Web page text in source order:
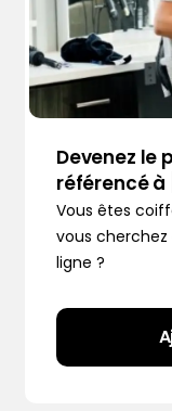
Devenez le
référencé à
Vous êtes
vous
ligne ?